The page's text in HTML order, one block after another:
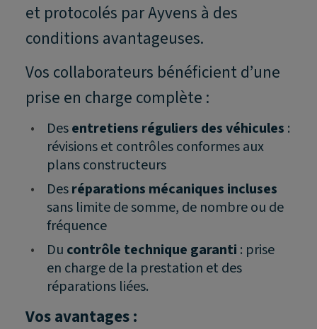
et protocolés par Ayvens à des
conditions avantageuses.
Vos collaborateurs bénéficient d’une
prise en charge complète :
• Desentretiens réguliers des véhicules :
révisions et contrôles conformes aux
plans constructeurs
•
Desréparations mécaniques incluses
sans limite de somme, de nombre ou de
fréquence
•
Du contrôle technique garanti : prise
en charge de la prestation et des
réparations liées.
Vos avantages :